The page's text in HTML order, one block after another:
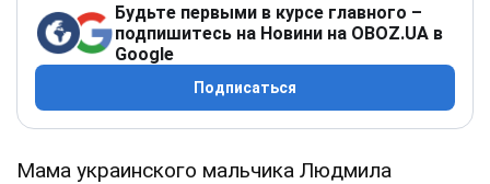
Будьте первыми в курсе главного –
подпишитесь на Новини на OBOZ.UA в
Google
Подписаться
Мама украинского мальчика Людмила